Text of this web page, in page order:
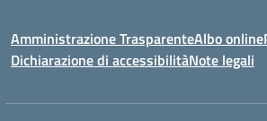
Amministrazione TrasparenteAlbo online
Dichiarazione di accessibilitàNote legali